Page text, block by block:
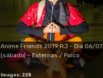
Anime Friends 2019 RJ - Dia 06/07
(sábado) - Externas / Palco
Images: 228